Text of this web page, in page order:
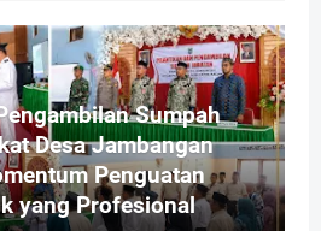
Sumpah
Desa Jambangan
Penguatan
yang Profesional